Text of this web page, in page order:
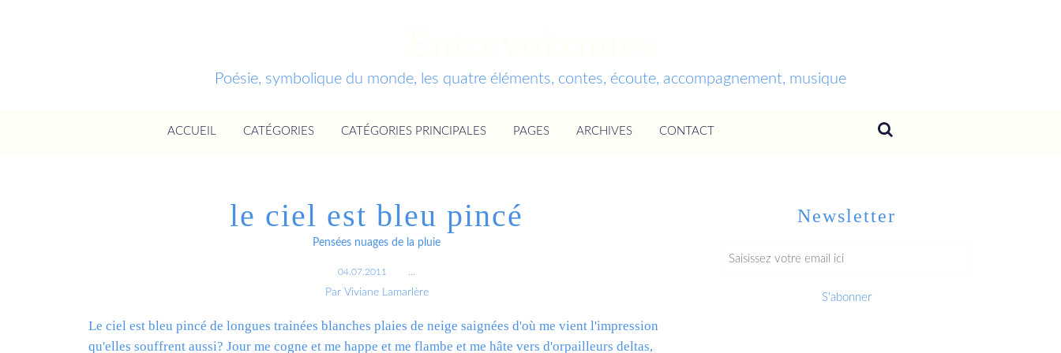
Poésie, symbolique du monde, les quatre éléments, contes, écoute, accompagnement, musique
ACCUEIL CATÉGORIES CATÉGORIES PRINCIPALES PAGES ARCHIVES CONTACT
le ciel est bleu pincé
Pensées nuages de la pluie
04.07.2011
Par Viviane Lamarlère
Le ciel est bleu pincé de longues trainées blanches plaies de neige saignées d'où me vient l'impression
qu'elles souffrent aussi? Jour me cogne et me happe et me flambe et me hâte vers d'orpailleurs deltas,
Newsletter